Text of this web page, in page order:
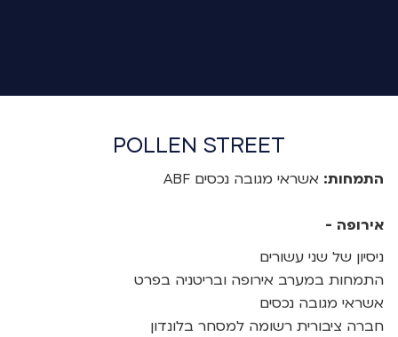
POLLEN STREET
התמחות: אשראי מגובה נכסים ABF
אירופה -
ניסיון של שני עשורים
התמחות במערב אירופה ובריטניה בפרט
אשראי מגובה נכסים
חברה ציבורית רשומה למסחר בלונדון